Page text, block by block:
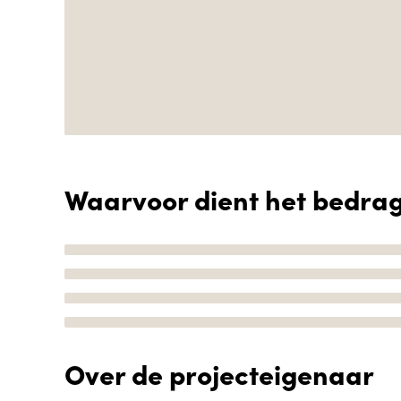
Waarvoor dient het
Over de projecteigenaar